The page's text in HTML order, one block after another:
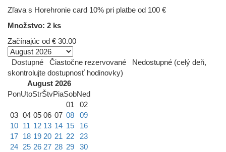
Zľava s Horehronie card 10% pri platbe od 100 €
Množstvo: 2 ks
Začínajúc od € 30.00
Dostupné Čiastočne rezervované
Nedostupné (celý deň,
skontrolujte dostupnosť hodinovky)
August 2026
PonUtoStrŠtvPiaSobNed
01
02
03 04 05 06 07 08
09
10 11 12 13 14 15
16
17 18 19 20 21 22
23
24 25 26 27 28 29
30